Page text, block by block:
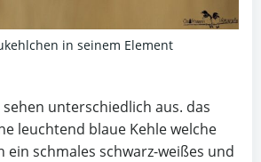
in seinem Element
unterschiedlich aus. das
leuchtend blaue Kehle welche
ein schmales schwarz-weißes und